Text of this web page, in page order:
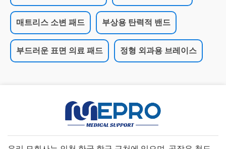
매트리스 소변 패드 부상용 탄력적 밴드
부드러운 표면 의료 패드 정형 외과용 브레이스